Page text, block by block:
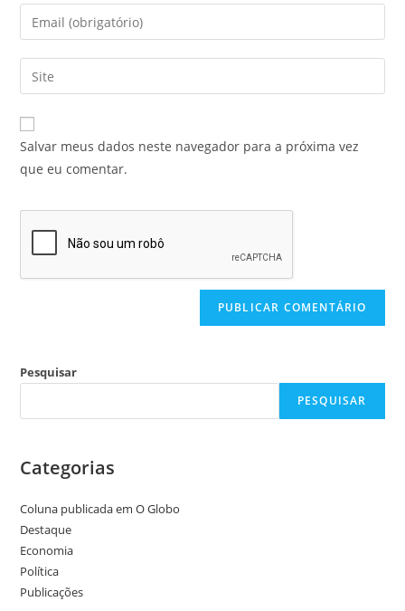
Salvar meus dados neste navegador para a próxima vez
que eu comentar.
Pesquisar
PESQUISAR
Categorias
Coluna publicada em O Globo
Destaque
Economia
Política
Publicações